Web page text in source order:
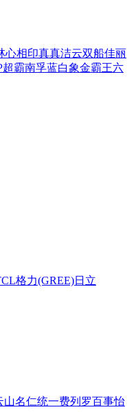
心相印真真洁云双船佳丽
超霸南孚蓝白象金霸王六
格力(GREE)日立
山名仁统一费列罗百事怡